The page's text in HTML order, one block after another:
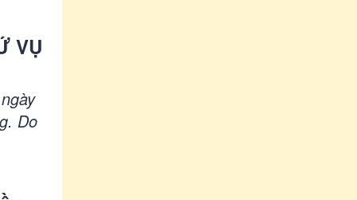
VỤ
Do